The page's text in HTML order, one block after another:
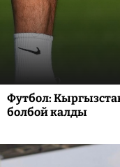
Футбол:
болбой калды